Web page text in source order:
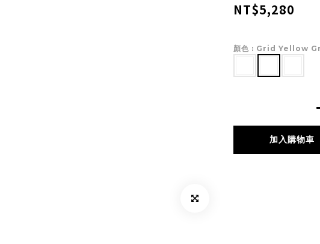
NT$5,280
顏色 : Grid Yellow
加入購物車